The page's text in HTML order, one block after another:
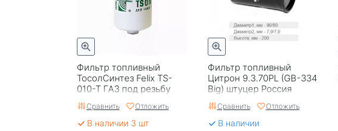
Фильтр топливный
ТосолСинтез Felix TS-
010-T ГАЗ под резьбу
Сравнить Отложить
В наличии 3 шт
Фильтр топливный
Цитрон 9.3.70PL (GB-334
Big) штуцер Россия
Сравнить Отложить
В наличии